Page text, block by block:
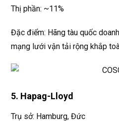
Thị phần: ~11%
Đặc điểm: Hãng tàu quốc
mạng lưới vận tải rộng khắp
5. Hapag-Lloyd
Trụ sở: Hamburg, Đức